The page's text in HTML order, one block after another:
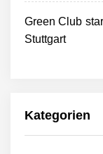
Green Club
Stuttgart
Kategorien